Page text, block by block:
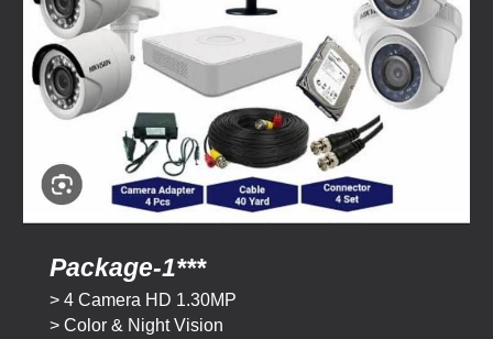
Package-1***
>4 Camera HD 1.30M P
> Color & Night Vision